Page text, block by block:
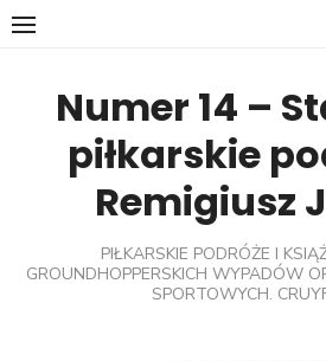
Skip
Numer 14 –
piłkarskie
Remigiusz
PIŁKARSKIE PODRÓŻE I
GROUNDHOPPERSKICH WYPADÓW
SPORTOWYCH.